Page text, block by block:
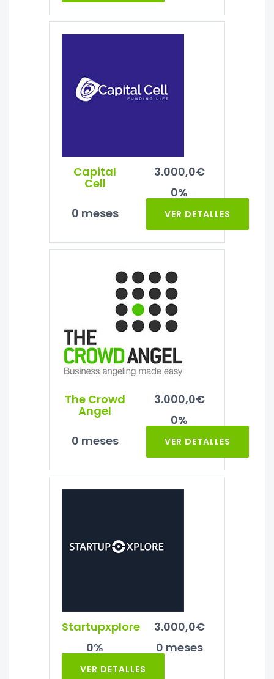
Capital
Cell
3.000,0€
0%
0 meses
VER DETALLES
The Crowd
Angel
3.000,0€
0%
0 meses
VER DETALLES
Startupxplore
3.000,0€
0%
0 meses
VER DETALLES